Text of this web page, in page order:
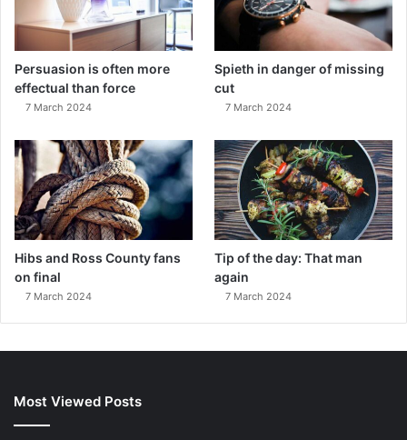
Persuasion is often more
effectual than force
7 March 2024
Spieth in danger of missing
cut
7 March 2024
Hibs and Ross County fans
on final
7 March 2024
Tip of the day: That man
again
7 March 2024
Most Viewed Posts